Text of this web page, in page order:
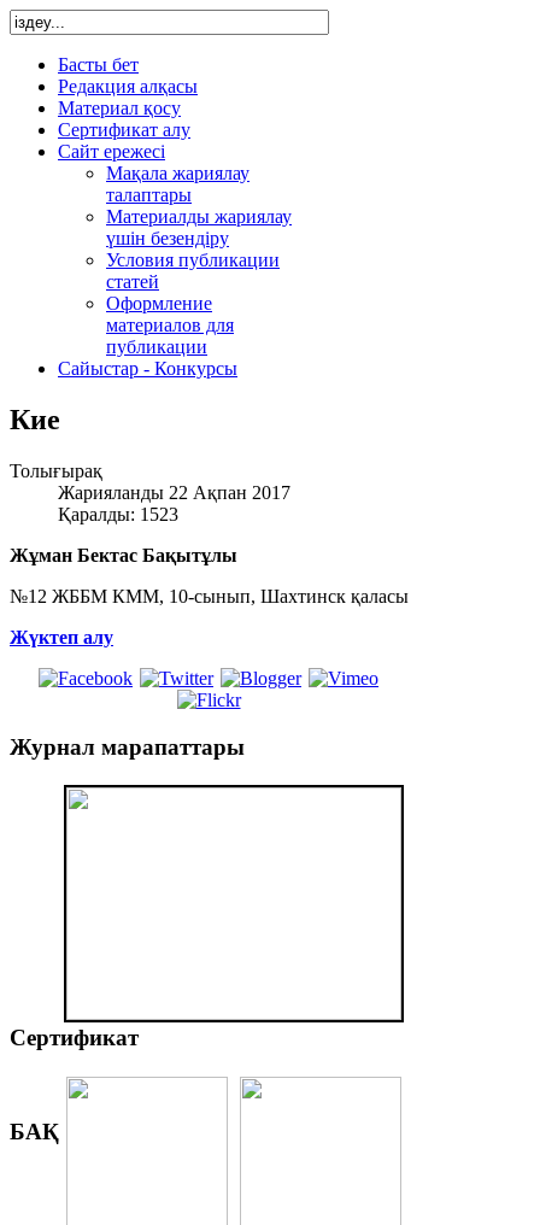
Басты бет
Редакция алқасы
Материал қосу
Сертификат алу
Сайт ережесі
Мақала жариялау
талаптары
Материалды жариялау
үшін безендіру
Условия публикации
статей
Оформление
материалов для
публикации
Сайыстар - Конкурсы
Кие
Толығырақ
Жарияланды 22 Ақпан 2017
Қаралды: 1523
Жұман Бектас Бақытұлы
№12 ЖББМ КММ, 10-сынып, Шахтинск қаласы
Жүктеп алу
Журнал марапаттары
Сертификат
БАҚ